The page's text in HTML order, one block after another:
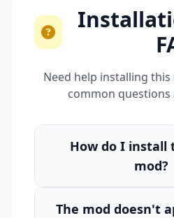
Need help installing this
common
How do I install
mod?
The mod doesn't